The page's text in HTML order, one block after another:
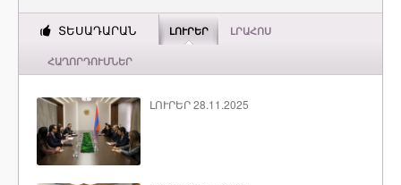
ՏԵՍԱԴԱՐԱՆ ԼՈՒՐԵՐ ԼՐԱՀՈՍ
ՀԱՂՈՐԴՈՒՄՆԵՐ
ԼՈՒՐԵՐ 28.11.2025